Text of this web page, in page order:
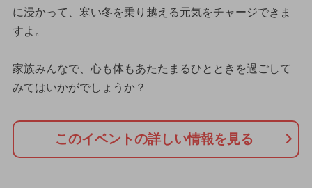
に浸かって、寒い冬を乗り越える元気をチャージできま
すよ。
家族みんなで、心も体もあたたまるひとときを過ごして
みてはいかがでしょうか？
このイベントの詳しい情報を見る